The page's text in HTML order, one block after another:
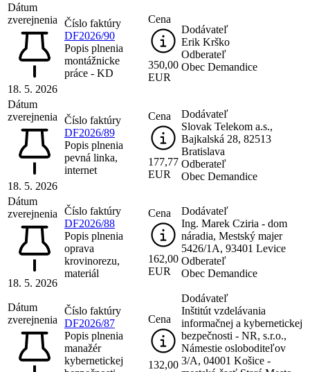
Dátum
zverejnenia
18. 5. 2026
Číslo faktúry
DF2026/90
Popis plnenia
montážnicke
práce - KD
Cena
350,00
EUR
Dodávateľ
Erik Krško
Odberateľ
Obec Demandice
Dátum
zverejnenia
18. 5. 2026
Číslo faktúry
DF2026/89
Popis plnenia
pevná linka,
internet
Cena
177,77
EUR
Dodávateľ
Slovak Telekom a.s.,
Bajkalská 28, 82513
Bratislava
Odberateľ
Obec Demandice
Dátum
zverejnenia
18. 5. 2026
Číslo faktúry
DF2026/88
Popis plnenia
oprava
krovinorezu,
materiál
Cena
162,00
EUR
Dodávateľ
Ing. Marek Cziria - dom
náradia, Mestský majer
5426/1A, 93401 Levice
Odberateľ
Obec Demandice
Dátum
zverejnenia
Číslo faktúry
DF2026/87
Popis plnenia
manažér
kybernetickej
Cena
132,00
Dodávateľ
Inštitút vzdelávania
informačnej a kybernetickej
bezpečnosti - NR, s.r.o.,
Námestie osloboditeľov
3/A, 04001 Košice -